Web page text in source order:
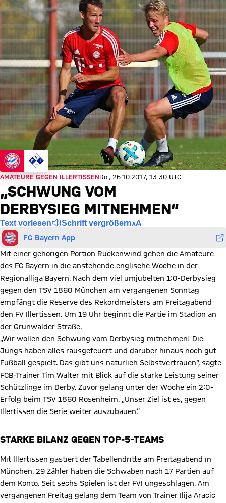
AMATEURE GEGEN ILLERTISSENDo., 26.10.2017, 13:30 UTC
„SCHWUNG VOM
DERBYSIEG MITNEHMEN“
Text vorlesen Schrift vergrößern
FC Bayern App
Mit einer gehörigen Portion Rückenwind gehen die Amateure
des FC Bayern in die anstehende englische Woche in der
Regionalliga Bayern. Nach dem viel umjubelten 1:0-Derbysieg
gegen den TSV 1860 München am vergangenen Sonntag
empfängt die Reserve des Rekordmeisters am Freitagabend
den FV Illertissen. Um 19 Uhr beginnt die Partie im Stadion an
der Grünwalder Straße.
„Wir wollen den Schwung vom Derbysieg mitnehmen! Die
Jungs haben alles rausgefeuert und darüber hinaus noch gut
Fußball gespielt. Das gibt uns natürlich Selbstvertrauen“, sagte
FCB-Trainer Tim Walter mit Blick auf die starke Leistung seiner
Schützlinge im Derby. Zuvor gelang unter der Woche ein 2:0-
Erfolg beim TSV 1860 Rosenheim. „Unser Ziel ist es, gegen
Illertissen die Serie weiter auszubauen.“
STARKE BILANZ GEGEN TOP-5-TEAMS
Mit Illertissen gastiert der Tabellendritte am Freitagabend in
München. 29 Zähler haben die Schwaben nach 17 Partien auf
dem Konto. Seit sechs Spielen ist der FVI ungeschlagen. Am
vergangenen Freitag gelang dem Team von Trainer Ilija Aracic